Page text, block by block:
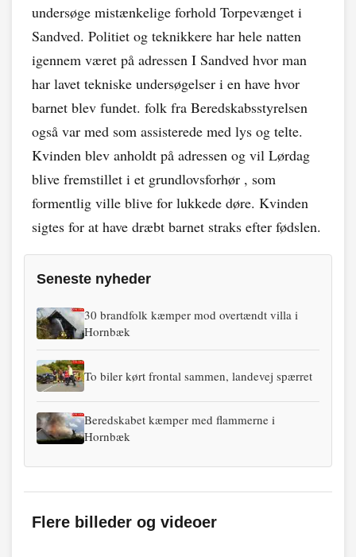
undersøge mistænkelige forhold Torpevænget i
Sandved. Politiet og teknikkere har hele natten
igennem været på adressen I Sandved hvor man
har lavet tekniske undersøgelser i en have hvor
barnet blev fundet. folk fra Beredskabsstyrelsen
også var med som assisterede med lys og telte.
Kvinden blev anholdt på adressen og vil Lørdag
blive fremstillet i et grundlovsforhør , som
formentlig ville blive for lukkede døre. Kvinden
sigtes for at have dræbt barnet straks efter fødslen.
Seneste nyheder
30 brandfolk kæmper mod overtændt villa i
Hornbæk
To biler kørt frontal sammen, landevej spærret
Beredskabet kæmper med flammerne i
Hornbæk
Flere billeder og videoer